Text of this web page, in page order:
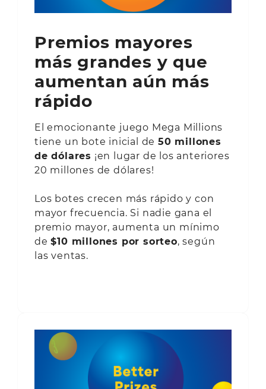
Premios mayores
más grandes y que
aumentan aún más
rápido
El emocionante juego Mega Millions
tiene un bote inicial de50 millones
de dólares ¡en lugar de los anteriores
20 millones de dólares!
Los botes crecen más rápido y con
mayor frecuencia. Si nadie gana el
premio mayor, aumenta un mínimo
de$10 millones por sorteo, según
las ventas.